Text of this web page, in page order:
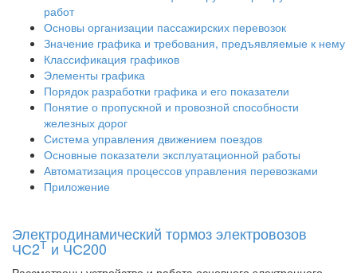
работ
Основы организации пассажирских перевозок
Значение графика и требования, предъявляемые к нему
Классификация графиков
Элементы графика
Порядок разработки графика и его показатели
Понятие о пропускной и провозной способности
железных дорог
Система управления движением поездов
Основные показатели эксплуатационной работы
Автоматизация процессов управления перевозками
Приложение
Электродинамический тормоз электровозов
ЧС2Т и ЧС200